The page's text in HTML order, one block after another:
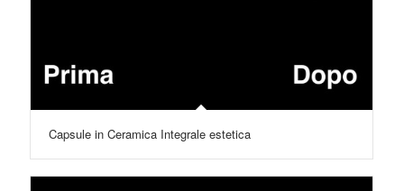
Capsule in Ceramica Integrale estetica